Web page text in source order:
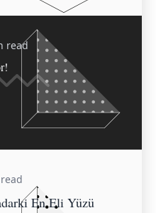
read
En Eli Yüzü